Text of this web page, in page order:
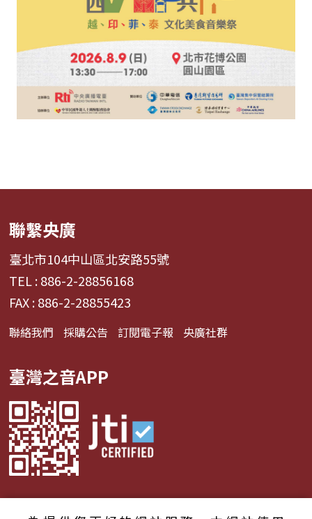
聯繫央廣
臺北市104中山區北安路55號
TEL : 886-2-28856168
FAX : 886-2-28855423
聯絡我們 採購公告 訂閱電子報 央廣社群
臺灣之音APP